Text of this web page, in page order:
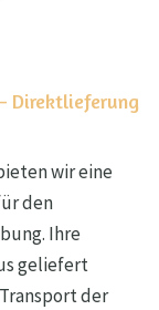
Direktlieferung
wir eine
den
Ihre
geliefert
der